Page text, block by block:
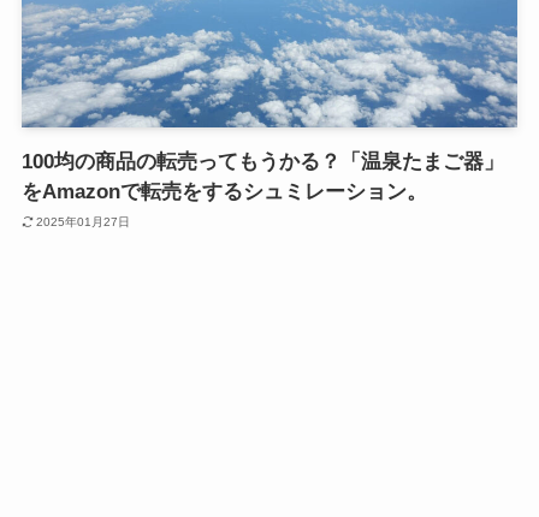
100均の商品の転売ってもうかる？「温泉たまご器」
をAmazonで転売をするシュミレーション。
2025年01月27日